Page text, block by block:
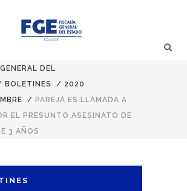
DEL
BOLETINES / 2020
/ PAREJA ES LLAMADA A
EL PRESUNTO ASESINATO DE
3 AÑOS